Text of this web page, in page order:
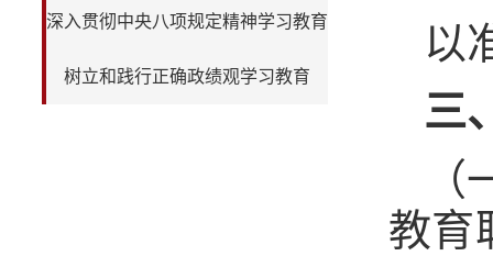
深入贯彻中央八项规定精神学习教育
树立和践行正确政绩观学习教育
以
三
教育